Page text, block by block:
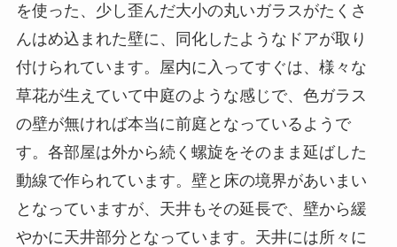
を使った、少し歪んだ大小の丸いガラスがたくさ
んはめ込まれた壁に、同化したようなドアが取り
付けられています。屋内に入ってすぐは、様々な
草花が生えていて中庭のような感じで、色ガラス
の壁が無ければ本当に前庭となっているようで
す。各部屋は外から続く螺旋をそのまま延ばした
動線で作られています。壁と床の境界があいまい
となっていますが、天井もその延長で、壁から緩
やかに天井部分となっています。天井には所々に